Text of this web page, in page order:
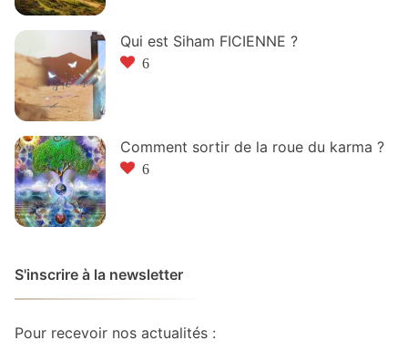
Qui est Siham FICIENNE ?
6
Comment sortir de la roue du karma ?
6
S'inscrire à la newsletter
Pour recevoir nos actualités :